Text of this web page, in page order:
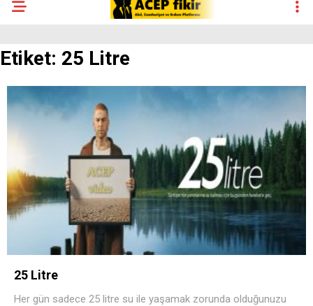
Etiket: 25 Litre
25 Litre
Her gün sadece 25 litre su ile yaşamak zorunda olduğunuzu